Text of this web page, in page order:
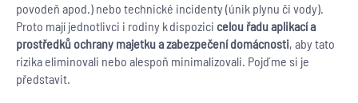
povodeň apod.) nebo technické incidenty (únik plynu či vody).
Proto mají jednotlivci i rodiny k dispozici celou řadu aplikací a
prostředků ochrany majetku a zabezpečení domácnosti, aby tato
rizika eliminovali nebo alespoň minimalizovali. Pojďme si je
představit.